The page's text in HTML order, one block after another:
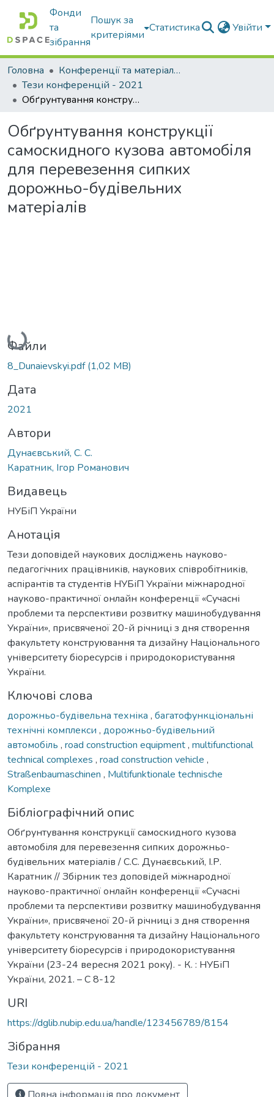
Фонди
та
зібрання
Пошук за
критеріями
Статистика Увійти
Головна
Конференції та матеріали конференцій
Тези конференцій - 2021
Обґрунтування конструкції самоскидного кузова автомобіля для перевезення сипких дорожньо-будівельних матеріалів
Обґрунтування конструкції
самоскидного кузова автомобіля
для перевезення сипких
дорожньо-будівельних
матеріалів
Вантажиться...
Файли
8_Dunaievskyi.pdf(1,02 MB)
Дата
2021
Автори
Дунаєвський, С. С.
Каратник, Ігор Романович
Видавець
НУБіП України
Анотація
Тези доповідей наукових досліджень науково-
педагогічних працівників, наукових співробітників,
аспірантів та студентів НУБіП України міжнародної
науково-практичної онлайн конференції «Сучасні
проблеми та перспективи розвитку машинобудування
України», присвяченої 20-й річниці з дня створення
факультету конструювання та дизайну Національного
університету біоресурсів і природокористування
України.
Ключові слова
дорожньо-будівельна техніка , багатофункціональні
технічні комплекси , дорожньо-будівельний
автомобіль , road construction equipment, multifunctional
technical complexes , road construction vehicle ,
Straßenbaumaschinen , Multifunktionale technische
Komplexe
Бібліографічний опис
Обґрунтування конструкції самоскидного кузова
автомобіля для перевезення сипких дорожньо-
будівельних матеріалів / С.С. Дунаєвський, І.Р.
Каратник // Збірник тез доповідей міжнародної
науково-практичної онлайн конференції «Сучасні
проблеми та перспективи розвитку машинобудування
України», присвяченої 20-й річниці з дня створення
факультету конструювання та дизайну Національного
університету біоресурсів і природокористування
України (23-24 вересня 2021 року). - К. : НУБіП
України, 2021. – С 8-12
URI
https://dglib.nubip.edu.ua/handle/123456789/8154
Зібрання
Тези конференцій - 2021